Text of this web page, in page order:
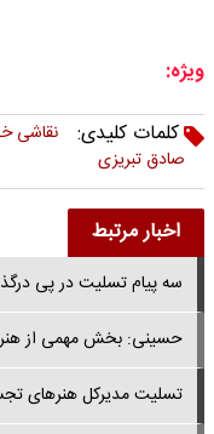
ویژه:
کلمات کلیدی:
نقاشی
صادق تبریزی
اخبار مرتبط
سه پیام تسلیت در پی
حسینی: بخش مهمی از هنر
تسلیت مدیرکل هنرهای